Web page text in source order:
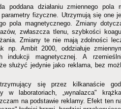
poddana działaniu zmiennego pola
fizyczne. Utrzymują się one
pola magnetycznego. Zmiany
zwłaszcza tlenu, szybkości
Zmiany te nie mają zdolności
np. Ambit 2000, oddziałuje
indukcji magnetycznej. A
służyć jedynie jako reklama, bez
się przez kilkanaście
w laboratoriach, „wynalazca"
na podstawie reklamy. Efekt ten